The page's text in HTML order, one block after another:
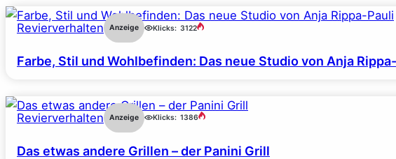
Revierverhalten Anzeige Klicks: 3122
Farbe, Stil und Wohlbefinden: Das neue Studio von Anja
Revierverhalten Anzeige Klicks: 1386
Das etwas andere Grillen – der Panini Grill